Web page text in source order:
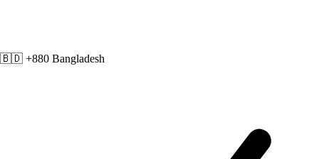
🇧🇩 +880 Bangladesh